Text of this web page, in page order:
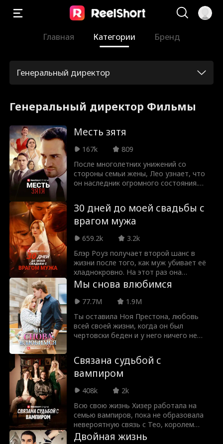
Главная Категории Бренд
Генеральный директор
Генеральный директор Фильмы
Месть зятя
167k
809
После многолетних унижений со
стороны семьи жены, Лео узнает, что
он наследник огромного состояния.
30 дней до моей свадьбы с
врагом мужа
659.2k
3.2k
Блэр Роуз получает второй шанс в
жизни после того, как муж убивает её
хладнокровно. На этот раз она
намерена преподать ему урок.
тщательном плане, это влюбиться в
наследника семьи Форбс. Это
очередная ошибка или её второй шанс
на любовь?
Мы снова влюбимся
77.7M
1.9M
Ты оставила Ноя Престона, любовь
всей своей жизни, когда он был
чертовски беден и у него ничего не
миллиардером, который хочет
приобрести вашу компанию и
превратить вашу жизнь в ад. Скажешь
самом деле оставила его, или уже
слишком поздно для второго шанса на
любовь?
Связана судьбой с
вампиром
408k
2k
Всю свою жизнь Хизер работала на
семью вампиров, пока не образовала
невероятную связь с Тео, королем
вампиров. Теперь ей нужно найти
Двойная жизнь